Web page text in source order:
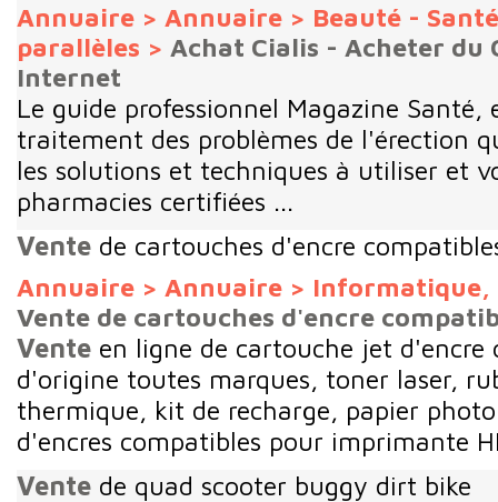
Annuaire > Annuaire > Beauté - Santé
parallèles > Achat Cialis - Acheter du
Internet
Le guide professionnel Magazine Santé,
traitement des problèmes de l'érection
les solutions et techniques à utiliser et
pharmacies certifiées ...
Vente de cartouches d'encre
Annuaire > Annuaire > Informatique,
Vente de cartouches d'encre
Vente en ligne de cartouche jet d'encre
d'origine toutes marques, toner laser,
thermique, kit de recharge, papier
d'encres compatibles pour imprimante
Vente de quad scooter buggy dirt bike